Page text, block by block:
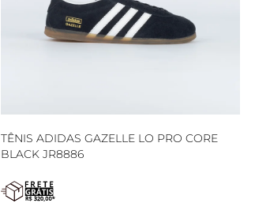
TÊNIS ADIDAS GAZELLE LO PRO CORE
BLACK JR8886